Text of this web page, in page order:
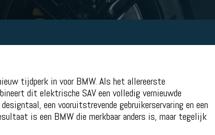
tijdperk in voor BMW. Als het allereerste
dit elektrische SAV een volledig vernieuwde
een vooruitstrevende gebruikerservaring en een
is een BMW die merkbaar anders is, maar tegelijk